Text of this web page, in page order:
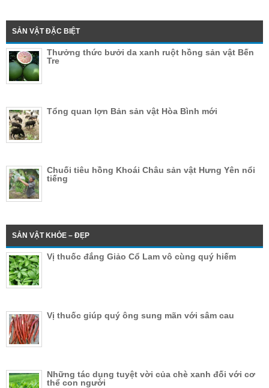
SẢN VẬT ĐẶC BIỆT
Thưởng thức bưởi da xanh ruột hồng sản vật Bến
Tre
Tổng quan lợn Bản sản vật Hòa Bình mới
Chuối tiêu hồng Khoái Châu sản vật Hưng Yên nổi
tiếng
SẢN VẬT KHỎE – ĐẸP
Vị thuốc đắng Giảo Cổ Lam vô cùng quý hiếm
Vị thuốc giúp quý ông sung mãn với sâm cau
Những tác dụng tuyệt vời của chè xanh đối với cơ
thể con người